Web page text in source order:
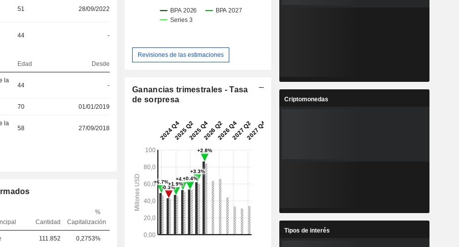
51 28/09/2022
44 -
Edad Desde
la
44 -
70 01/01/2019
la
58 27/09/2018
Cantidad
%
Capitalización
111.852 0,2753%
Revisiones de las estimaciones
Ganancias trimestrales - Tasa
de sorpresa
Criptomonedas
Tipos de interés